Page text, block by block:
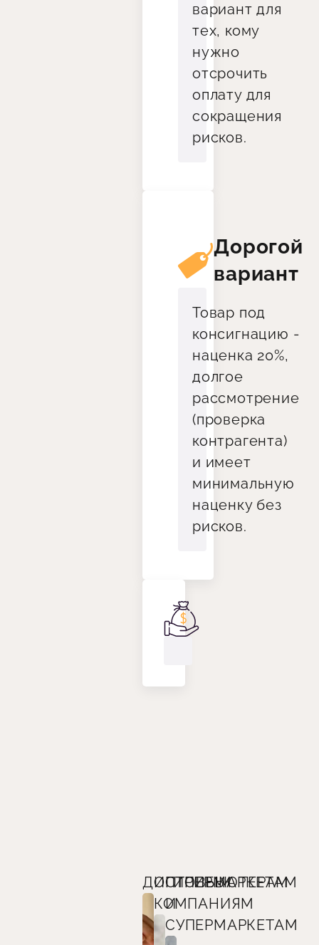
вариант для
тех, кому
нужно
отсрочить
оплату для
сокращения
рисков.
Дорогой
вариант
Товар под
консигнацию -
наценка 20%,
долгое
рассмотрение
(проверка
контрагента)
и имеет
минимальную
наценку без
рисков.
ДИСТРИБЬЮТЕРАМ
ОПТОВЫМ
КОМПАНИЯМ
ГИПЕРМАРКЕТАМ
И
СУПЕРМАРКЕТАМ